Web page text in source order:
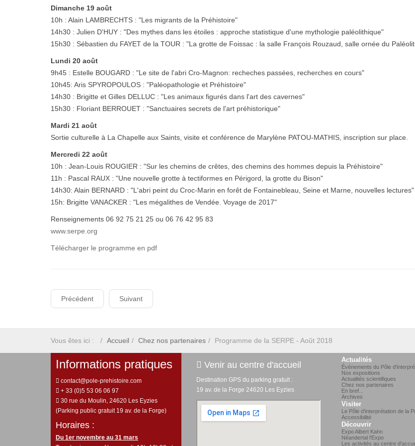
Dimanche 19 août
10h : Alain LAMBRECHTS : "Les migrants de la Préhistoire"
14h30 : Julien D'HUY : "Des mythes dans les étoiles : approche statistique d'une mythologie paléolithique"
15h30 : Sébastien du FAYET de la TOUR : "La grotte de Foissac : la salle François Rouzaud, salle ornée du
Lundi 20 août
9h45 : Estelle BOUGARD : "Le site de l'abri Cro-Magnon: recheches passées, recherches en cours"
10h45: Aris SPYROPOULOS : "Paléopathologie et Préhistoire"
14h30 : Brigitte et Gilles DELLUC : "Les animaux figurés dans l'art des cavernes"
15h30 : Floriant BERROUET : "Sanctuaires secrets de l'art préhistorique"
Mardi 21 août
Sortie culturelle à La Chapelle aux Saints, visite et conférence de Marylène PATOU-MATHIS, inscription sur place.
Mercredi 22 août
10h : Jean-Louis ROUGIER : "Sur les chemins de crêtes, des chemins des hommes depuis la Préhistoire"
11h : Pascal RAUX : "Une nouvelle grotte à tectiformes en Périgord, la grotte du Bison"
14h30: Alain BERNARD : "L'abri peint du Croc-Marin en forêt de Fontainebleau, Seine et Marne, nouvelles lectures"
15h: Brigitte VANACKER : "Les mégalithes de Vendée. Voyage de 2017"
Renseignements 06 92 75 21 25 ou 06 76 42 95 83
www.serpe.org
Télécharger le programme en pdf
Précédent Suivant
Vous êtes ici : Accueil Chez nos partenaires Programme de la SERPE - Août 2018
Informations pratiques
contact@pole-prehistoire.com
+ 33 (0)5 53 06 06 97
30 rue du Moulin, 24620 Les Eyzies
(Parking public gratuit 19 av. de la Forge)
Horaires :
Du 1er novembre au 31 mars
Venir au centre d'accueil
Destination GPS du parking gratuit :
19 av. de la Forge 24620 Les Eyzies
Actualités
Événements du Pôle
Nos expositions
Actualités scientifiques
Chez nos partenaires
En bref...
Archives
Visiter
Le Pôle d'interprétation de la
Accessibilité
Découvrir
Expo Albert Kahn
Néandertal l'Expo
Les activités au centre